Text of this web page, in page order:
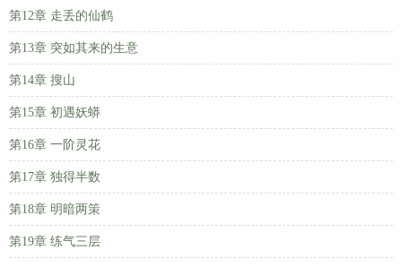
第12章 走丢的仙鹤
第13章 突如其来的生意
第14章 搜山
第15章 初遇妖蟒
第16章 一阶灵花
第17章 独得半数
第18章 明暗两策
第19章 练气三层